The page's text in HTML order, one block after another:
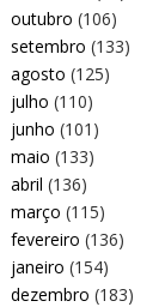
outubro (106)
setembro (133)
agosto (125)
julho (110)
junho (101)
maio (133)
abril (136)
março (115)
fevereiro (136)
janeiro (154)
dezembro (183)